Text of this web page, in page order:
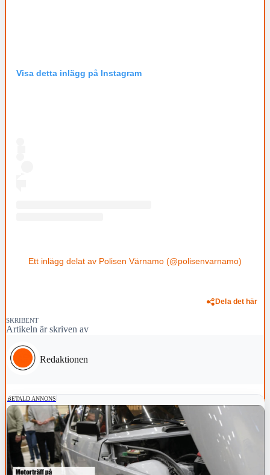
Visa detta inlägg på Instagram
Ett inlägg delat av Polisen Värnamo (@polisenvarnamo)
Dela det här
SKRIBENT
Artikeln är skriven av
Redaktionen
BETALD ANNONS